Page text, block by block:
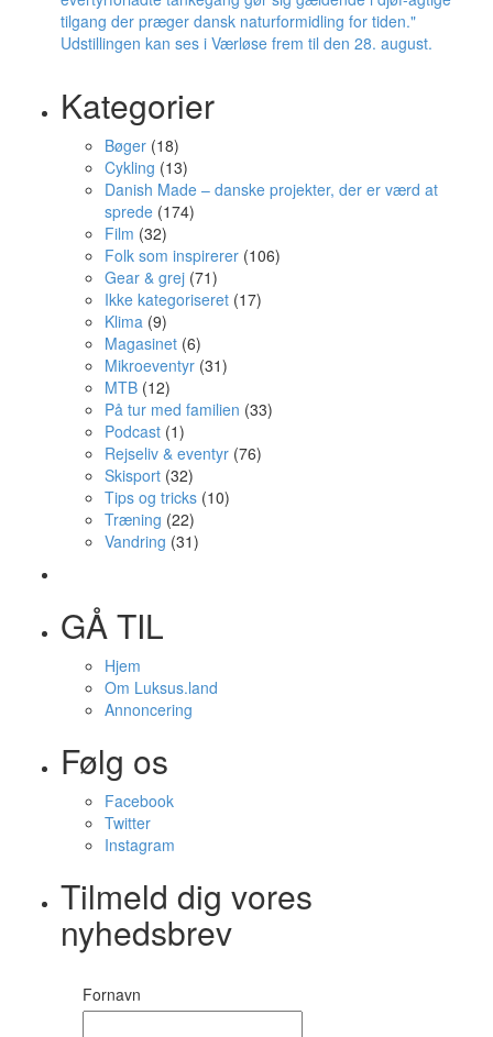
Kategorier
Bøger (18)
Cykling (13)
Danish Made – danske projekter, der er værd at
sprede (174)
Film (32)
Folk som inspirerer (106)
Gear & grej (71)
Ikke kategoriseret (17)
Klima (9)
Magasinet (6)
Mikroeventyr (31)
MTB (12)
På tur med familien (33)
Podcast (1)
Rejseliv & eventyr (76)
Skisport (32)
Tips og tricks (10)
Træning (22)
Vandring (31)
GÅ TIL
Hjem
Om Luksus.land
Annoncering
Følg os
Facebook
Twitter
Instagram
Tilmeld dig vores
nyhedsbrev
Fornavn